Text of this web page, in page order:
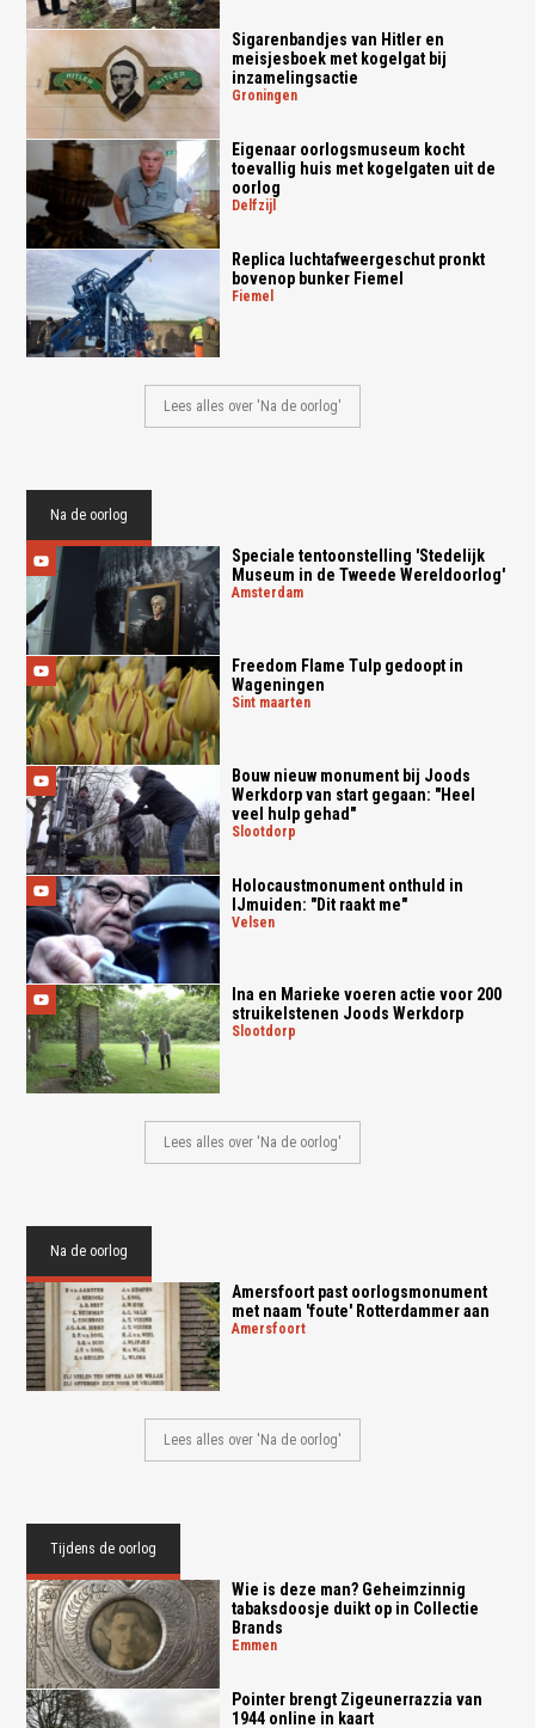
Sigarenbandjes van Hitler en
meisjesboek met kogelgat bij
inzamelingsactie
groningen
Eigenaar oorlogsmuseum kocht
toevallig huis met kogelgaten uit de
oorlog
delfzijl
Replica luchtafweergeschut pronkt
bovenop bunker Fiemel
fiemel
Lees alles over 'Na de oorlog'
Na de oorlog
Speciale tentoonstelling 'Stedelijk
Museum in de Tweede Wereldoorlog'
amsterdam
Freedom Flame Tulp gedoopt in
Wageningen
sint maarten
Bouw nieuw monument bij Joods
Werkdorp van start gegaan: "Heel
veel hulp gehad"
slootdorp
Holocaustmonument onthuld in
IJmuiden: "Dit raakt me"
velsen
Ina en Marieke voeren actie voor 200
struikelstenen Joods Werkdorp
slootdorp
Lees alles over 'Na de oorlog'
Na de oorlog
Amersfoort past oorlogsmonument
met naam 'foute' Rotterdammer aan
amersfoort
Lees alles over 'Na de oorlog'
Tijdens de oorlog
Wie is deze man? Geheimzinnig
tabaksdoosje duikt op in Collectie
Brands
emmen
Pointer brengt Zigeunerrazzia van
1944 online in kaart